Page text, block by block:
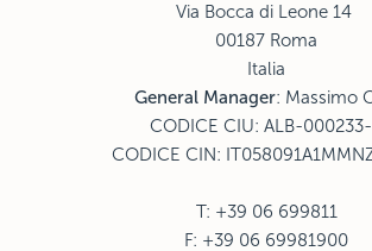
Via Bocca di Leone 14
00187 Roma
Italia
General Manager: Massimo
CODICE CIU: ALB-
CODICE CIN:
T: +39 06 699811
F: +39 06 69981900